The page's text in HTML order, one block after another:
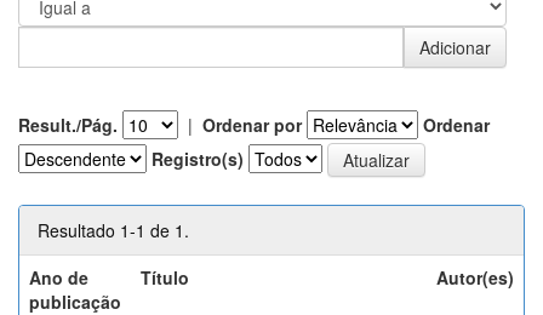
Result./Pág. | Ordenar por
Ordenar
Registro(s)
Resultado 1-1 de 1.
Ano de
publicação
Título Autor(es)